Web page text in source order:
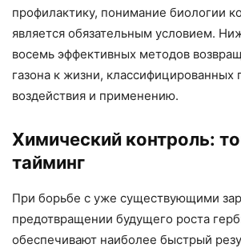
профилактику, понимание биологии
является обязательным условием.
восемь эффективных методов
газона к жизни, классифицированных
воздействия и применению.
Химический контроль:
тайминг
При борьбе с уже существующими
предотвращении будущего роста
обеспечивают наиболее быстрый